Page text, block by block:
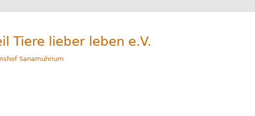
Tiere lieber leben e.V.
Sanamuhrium